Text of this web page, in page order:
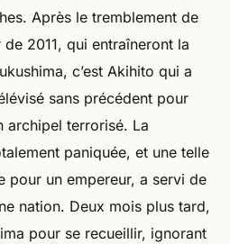
Après le tremblement de
2011, qui entraîneront la
c’est Akihito qui a
sans précédent pour
archipel terrorisé. La
paniquée, et une telle
pour un empereur, a servi de
nation. Deux mois plus tard,
pour se recueillir, ignorant